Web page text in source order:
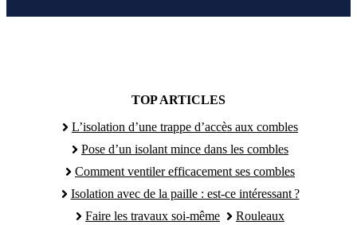
TOP ARTICLES
L’isolation d’une trappe d’accès aux combles
Pose d’un isolant mince dans les combles
Comment ventiler efficacement ses combles
Isolation avec de la paille : est-ce intéressant ?
Faire les travaux soi-même
Rouleaux